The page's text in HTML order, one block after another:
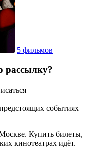
5 фильмов
рассылку?
событиях
Купить билеты,
кинотеатрах идёт.